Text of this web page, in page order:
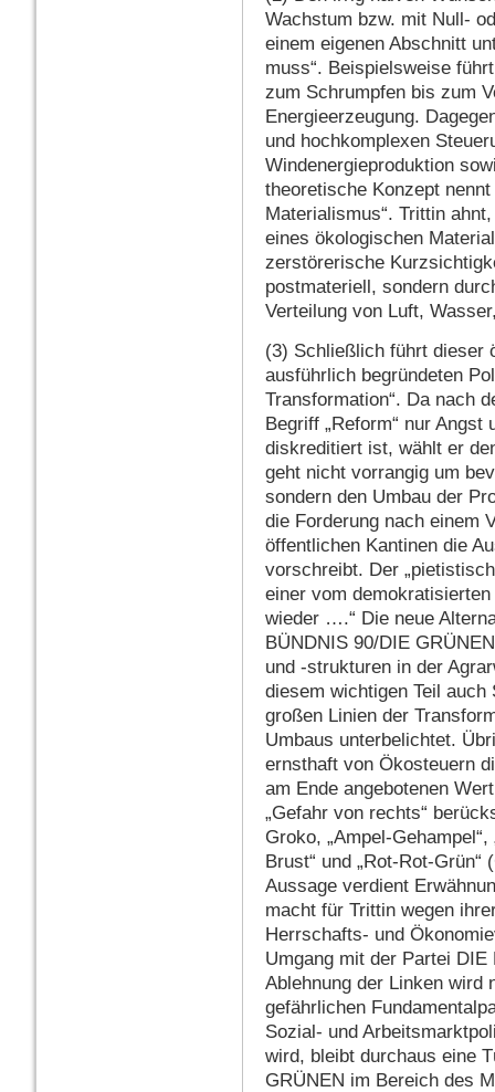
Wachstum bzw. mit Null-
einem eigenen Abschnitt
muss“. Beispielsweise
zum Schrumpfen bis zum
Energieerzeugung.
und hochkomplexen
Windenergieproduktion
theoretische Konzept
Materialismus“. Trittin
eines ökologischen
zerstörerische
postmateriell, sondern
Verteilung von Luft,
(3) Schließlich führt dieser
ausführlich begründeten
Transformation“. Da nach
Begriff „Reform“ nur
diskreditiert ist, wählt er
geht nicht vorrangig um
sondern den Umbau der
die Forderung nach einem
öffentlichen Kantinen die
vorschreibt. Der
einer vom
wieder ….“ Die neue
BÜNDNIS 90/DIE
und -strukturen in der
diesem wichtigen Teil
großen Linien der
Umbaus unterbelichtet.
ernsthaft von Ökosteuern
am Ende angebotenen
„Gefahr von rechts“
Groko, „Ampel-
Brust“ und „Rot-Rot-
Aussage verdient
macht für Trittin wegen
Herrschafts- und
Umgang mit der Partei
Ablehnung der Linken wird
gefährlichen
Sozial- und
wird, bleibt durchaus eine
GRÜNEN im Bereich des